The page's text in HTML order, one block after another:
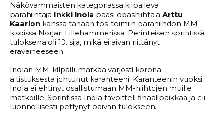
Näkövammaisten kategoriassa kilpaileva
parahiihtäjä Inkki Inola pääsi opashiihtäjä Arttu
Kaarion kanssa tänään tosi toimiin parahiihdon MM-
kisoissa Norjan Lillehammerissa. Perinteisen sprintissä
tuloksena oli 10. sija, mikä ei aivan riittänyt
erävaiheeseen.
Inolan MM-kilpailumatkaa varjosti korona-
altistuksesta johtunut karanteeni. Karanteenin vuoksi
Inola ei ehtinyt osallistumaan MM-hiihtojen muille
matkoille. Sprintissä Inola tavoitteli finaalipaikkaa ja oli
luonnollisesti pettynyt päivän tulokseen.